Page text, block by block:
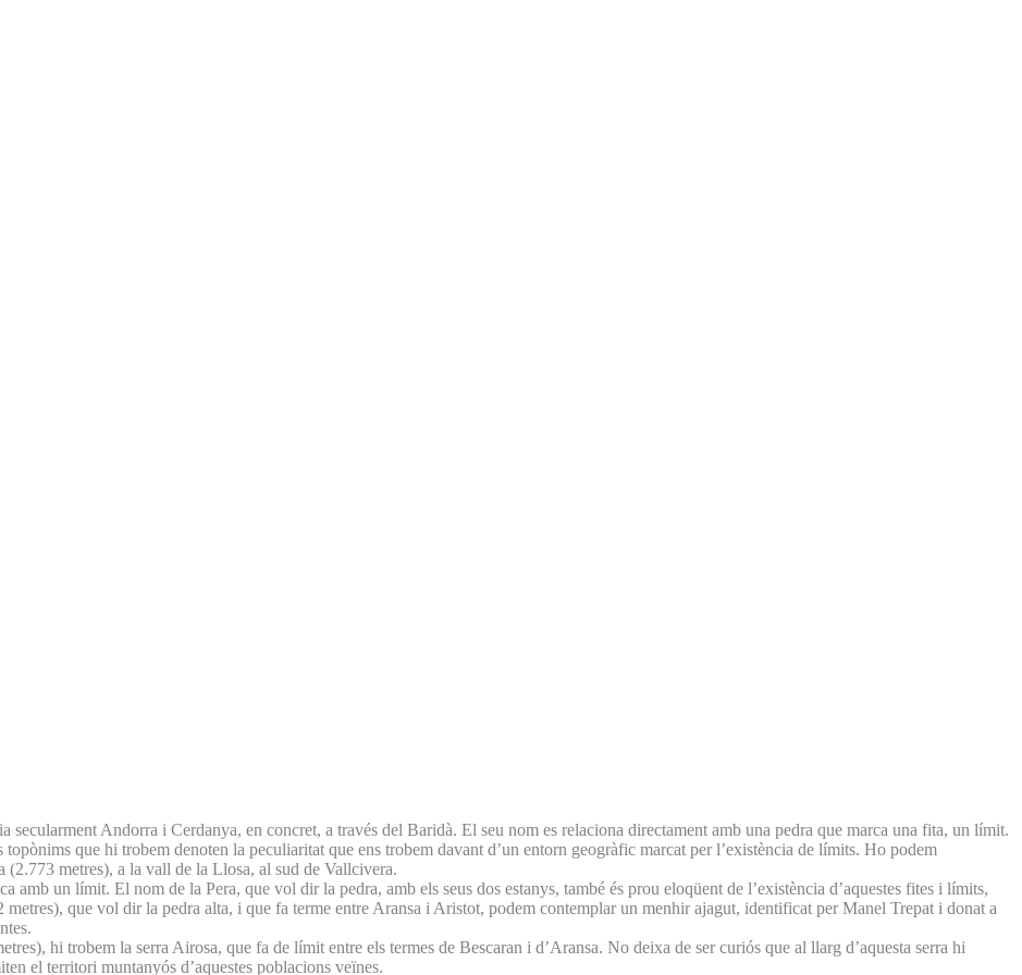
secularment Andorra i Cerdanya, en concret, a través del Baridà. El seu nom es relaciona directament amb una pedra que marca una fita, un límit.
que hi trobem denoten la peculiaritat que ens trobem davant d’un entorn geogràfic marcat per l’existència de límits. Ho podem
metres), a la vall de la Llosa, al sud de Vallcivera.
amb un límit. El nom de la Pera, que vol dir la pedra, amb els seus dos estanys, també és prou eloqüent de l’existència d’aquestes fites i límits,
que vol dir la pedra alta, i que fa terme entre Aransa i Aristot, podem contemplar un menhir ajagut, identificat per Manel Trepat i donat a
hi trobem la serra Airosa, que fa de límit entre els termes de Bescaran i d’Aransa. No deixa de ser curiós que al llarg d’aquesta serra hi
el territori muntanyós d’aquestes poblacions veïnes.